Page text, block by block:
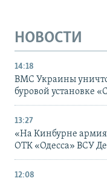
НОВОСТИ
14:18
ВМС Украины
буровой установке
13:27
«На Кинбурне армия
ОТК «Одесса» ВСУ
12:08